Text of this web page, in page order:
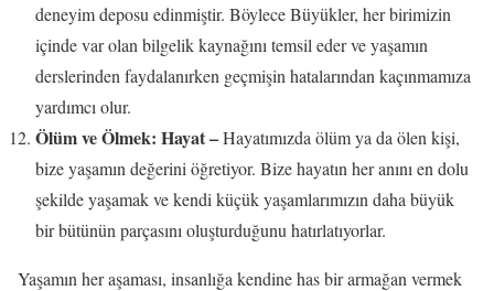
deneyim deposu edinmiştir. Böylece Büyükler, her birimizin
içinde var olan bilgelik kaynağını temsil eder ve yaşamın
derslerinden faydalanırken geçmişin hatalarından kaçınmamıza
yardımcı olur.
Ölüm ve Ölmek: Hayat –Hayatımızda ölüm ya da ölen kişi,
bize yaşamın değerini öğretiyor. Bize hayatın her anını en dolu
şekilde yaşamak ve kendi küçük yaşamlarımızın daha büyük
bir bütünün parçasını oluşturduğunu hatırlatıyorlar.
Yaşamın her aşaması, insanlığa kendine has bir armağan vermek